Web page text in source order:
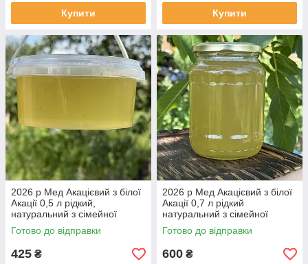
Купити Купити
2026 р Мед Акацієвий з білої
Акації 0,5 л рідкий,
натуральний з сімейної
пасіки 700 грам
Готово до відправки
425 ₴
2026 р Мед Акацієвий з білої
Акації 0,7 л рідкий
натуральний з сімейної
пасіки 950 грам
Готово до відправки
600 ₴